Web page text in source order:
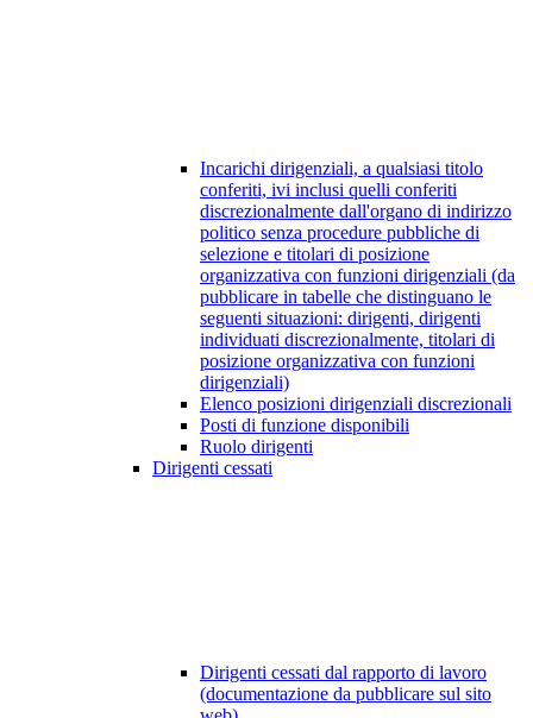
Incarichi dirigenziali, a qualsiasi titolo
conferiti, ivi inclusi quelli conferiti
discrezionalmente dall'organo di indirizzo
politico senza procedure pubbliche di
selezione e titolari di posizione
organizzativa con funzioni dirigenziali (da
pubblicare in tabelle che distinguano le
seguenti situazioni: dirigenti, dirigenti
individuati discrezionalmente, titolari di
posizione organizzativa con funzioni
dirigenziali)
Elenco posizioni dirigenziali discrezionali
Posti di funzione disponibili
Ruolo dirigenti
Dirigenti cessati
Dirigenti cessati dal rapporto di lavoro
(documentazione da pubblicare sul sito